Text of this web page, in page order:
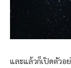
และแล้วก็เปิดตัวอ